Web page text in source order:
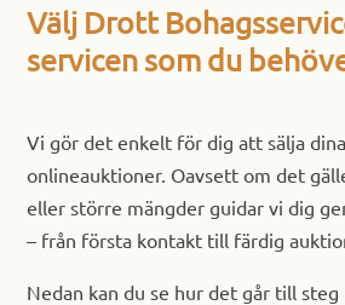
Välj Drott
servicen som du
Vi gör det enkelt för dig att sälja
onlineauktioner. Oavsett om det
eller större mängder guidar vi dig
– från första kontakt till färdig
Nedan kan du se hur det går till